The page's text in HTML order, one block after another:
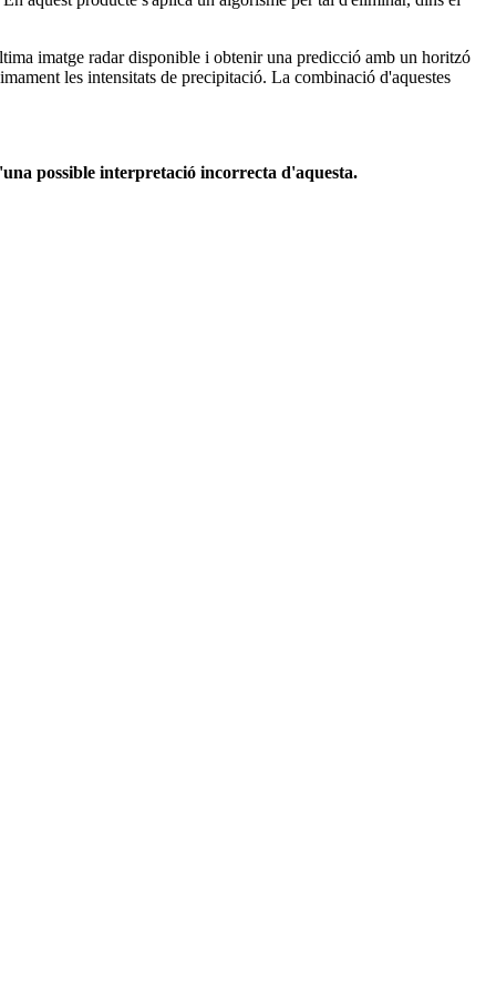
imatge radar disponible i obtenir una predicció amb un horitzó
les intensitats de precipitació. La combinació d'aquestes
possible interpretació incorrecta d'aquesta.